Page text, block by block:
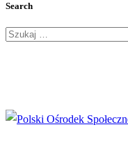
Search
Szukaj: